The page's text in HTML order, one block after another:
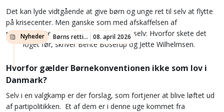
Det kan lyde vidtgående at give børn og unge ret til selv at flytte
på krisecenter. Men ganske som med afskaffelsen af
revselsesretten, vil vi en dag spørge os selv: Hvorfor skete det
ikke noget før, skriver Bente Boserup og Jette Wilhelmsen.
Nyheder Børns rettigheder 08. april 2026
Hvorfor gælder Børnekonventionen ikke som lov i
Danmark?
Selv i en valgkamp er der forslag, som fortjener at blive løftet ud
af partipolitikken. Et af dem er i denne uge kommet fra